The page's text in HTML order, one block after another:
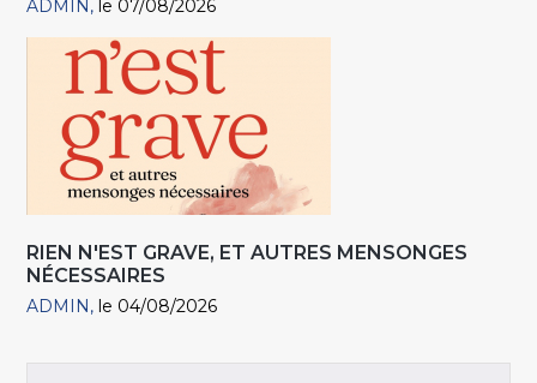
ADMIN le 07/08/2026
RIEN N'EST GRAVE, ET AUTRES MENSONGES
NÉCESSAIRES
ADMIN le 04/08/2026